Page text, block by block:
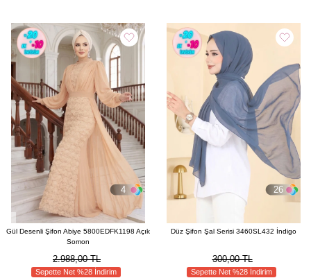
4
Gül Desenli Şifon Abiye 5800EDFK1198 Açık
Somon
2.988,00 TL
Sepette Net %28 İndirim
26
Düz Şifon Şal Serisi 3460SL432 İndigo
300,00 TL
Sepette Net %28 İndirim